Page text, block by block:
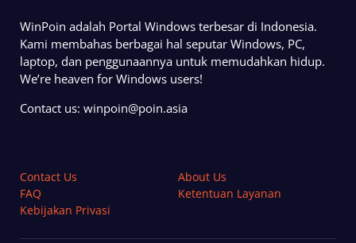
WinPoin adalah Portal Windows terbesar di Indonesia.
Kami membahas berbagai hal seputar Windows, PC,
laptop, dan penggunaannya untuk memudahkan hidup.
We’re heaven for Windows users!
Contact us: winpoin@poin.asia
Contact Us
About Us
FAQ
Ketentuan Layanan
Kebijakan Privasi